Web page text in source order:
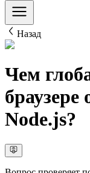
Назад
Чем
браузере
Node.js?